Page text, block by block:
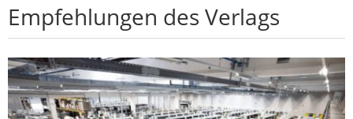
Empfehlungen des Verlags